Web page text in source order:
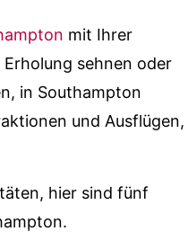
mit Ihrer
sehnen oder
in Southampton
und Ausflügen,
hier sind fünf